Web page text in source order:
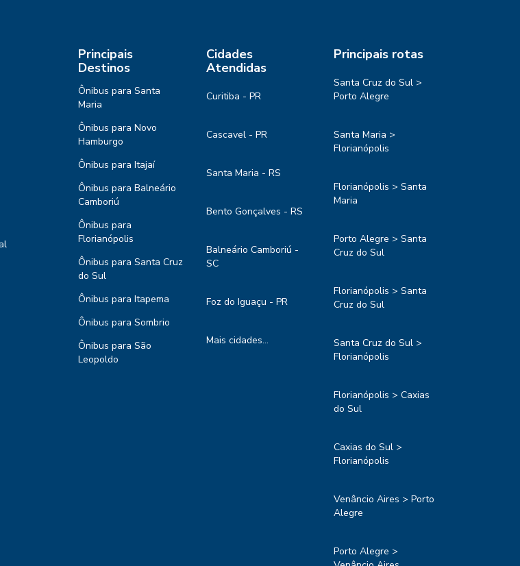
Principais
Destinos
Ônibus para Santa
Maria
Ônibus para Novo
Hamburgo
Ônibus para Itajaí
Ônibus para Balneário
Camboriú
Ônibus para
Florianópolis
Ônibus para Santa Cruz
do Sul
Ônibus para Itapema
Ônibus para Sombrio
Ônibus para São
Leopoldo
Cidades
Atendidas
Curitiba - PR
Cascavel - PR
Santa Maria - RS
Bento Gonçalves - RS
Balneário Camboriú -
SC
Foz do Iguaçu - PR
Mais cidades...
Principais rotas
Santa Cruz do Sul >
Porto Alegre
Santa Maria >
Florianópolis
Florianópolis > Santa
Maria
Porto Alegre > Santa
Cruz do Sul
Florianópolis > Santa
Cruz do Sul
Santa Cruz do Sul >
Florianópolis
Florianópolis > Caxias
do Sul
Caxias do Sul >
Florianópolis
Venâncio Aires > Porto
Alegre
Porto Alegre >